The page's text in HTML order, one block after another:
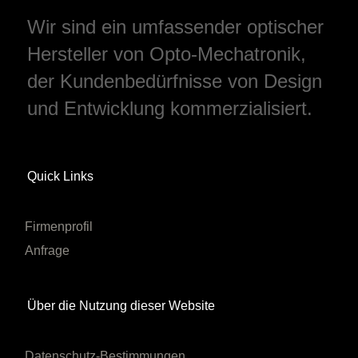
Wir sind ein umfassender optischer
Hersteller von Opto-Mechatronik,
der Kundenbedürfnisse von Design
und Entwicklung kommerzialisiert.
Quick Links
Firmenprofil
Anfrage
Über die Nutzung dieser Website